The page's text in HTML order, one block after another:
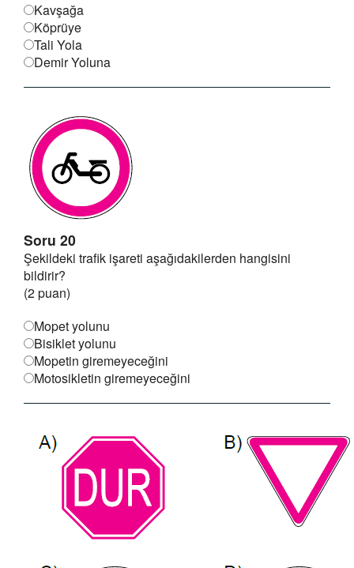
Kavşağa
Köprüye
Tali Yola
Demir Yoluna
Soru 20
Şekildeki trafik işareti aşağıdakilerden hangisini
bildirir?
(2 puan)
Mopet yolunu
Bisiklet yolunu
Mopetin giremeyeceğini
Motosikletin giremeyeceğini